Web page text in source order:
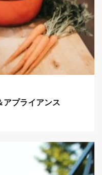
アプライアンス